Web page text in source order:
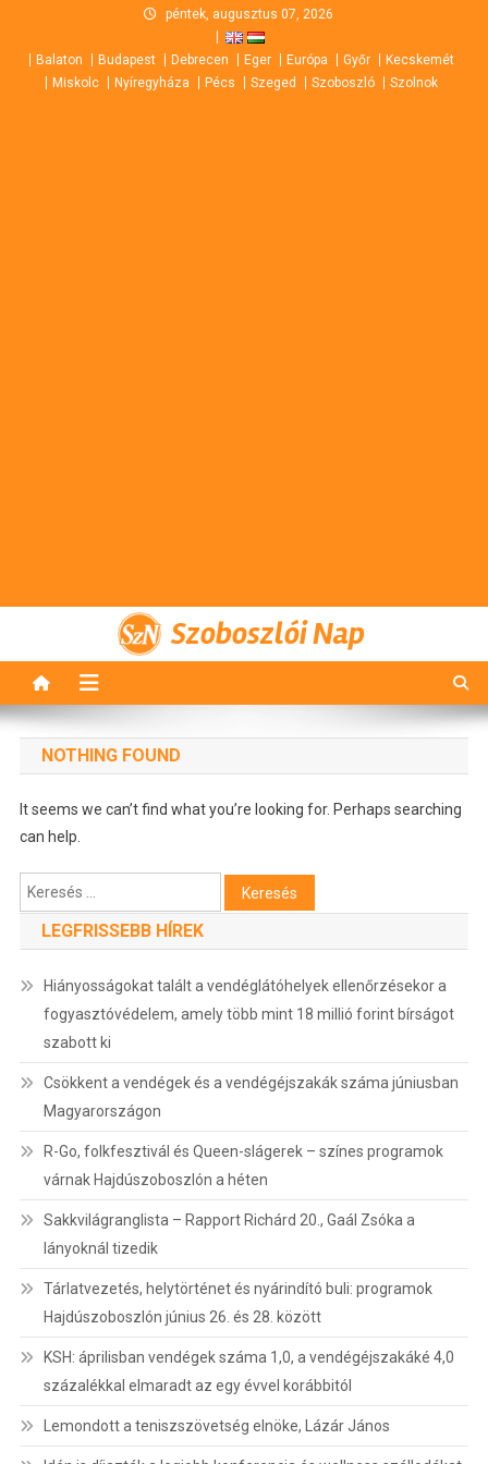
content
péntek, augusztus 07, 2026
Balaton Budapest Debrecen Eger Európa Győr
Kecskemét
Miskolc
Nyíregyháza Pécs Szeged Szoboszló Szolnok
Szoboszlói Nap
NOTHING FOUND
It seems we can’t find what you’re looking for. Perhaps searching
can help.
Keresés:
LEGFRISSEBB HÍREK
Hiányosságokat talált a vendéglátóhelyek ellenőrzésekor a
fogyasztóvédelem, amely több mint 18 millió forint bírságot
szabott ki
Csökkent a vendégek és a vendégéjszakák száma júniusban
Magyarországon
R-Go, folkfesztivál és Queen-slágerek – színes programok
várnak Hajdúszoboszlón a héten
Sakkvilágranglista – Rapport Richárd 20., Gaál Zsóka a
lányoknál tizedik
Tárlatvezetés, helytörténet és nyárindító buli: programok
Hajdúszoboszlón június 26. és 28. között
KSH: áprilisban vendégek száma 1,0, a vendégéjszakáké 4,0
százalékkal elmaradt az egy évvel korábbitól
Lemondott a teniszszövetség elnöke, Lázár János